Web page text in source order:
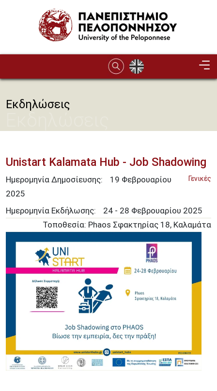
Εκδηλώσεις
Unistart Kalamata Hub - Job Shadowing
Γενικές
Ημερομηνία Δημοσίευσης: 19 Φεβρουαρίου
2025
Ημερομηνία Εκδήλωσης:
24 - 28 Φεβρουαρίου 2025
Τοποθεσία: Phaos Σφακτηρίας 18, Καλαμάτα